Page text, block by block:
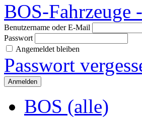
BOS-Fahrzeuge
Benutzername oder E-Mail
Passwort
Angemeldet bleiben
Passwort
BOS (alle)